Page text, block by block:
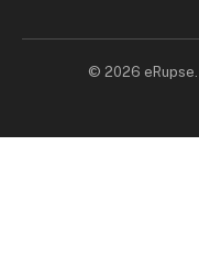
© 2026